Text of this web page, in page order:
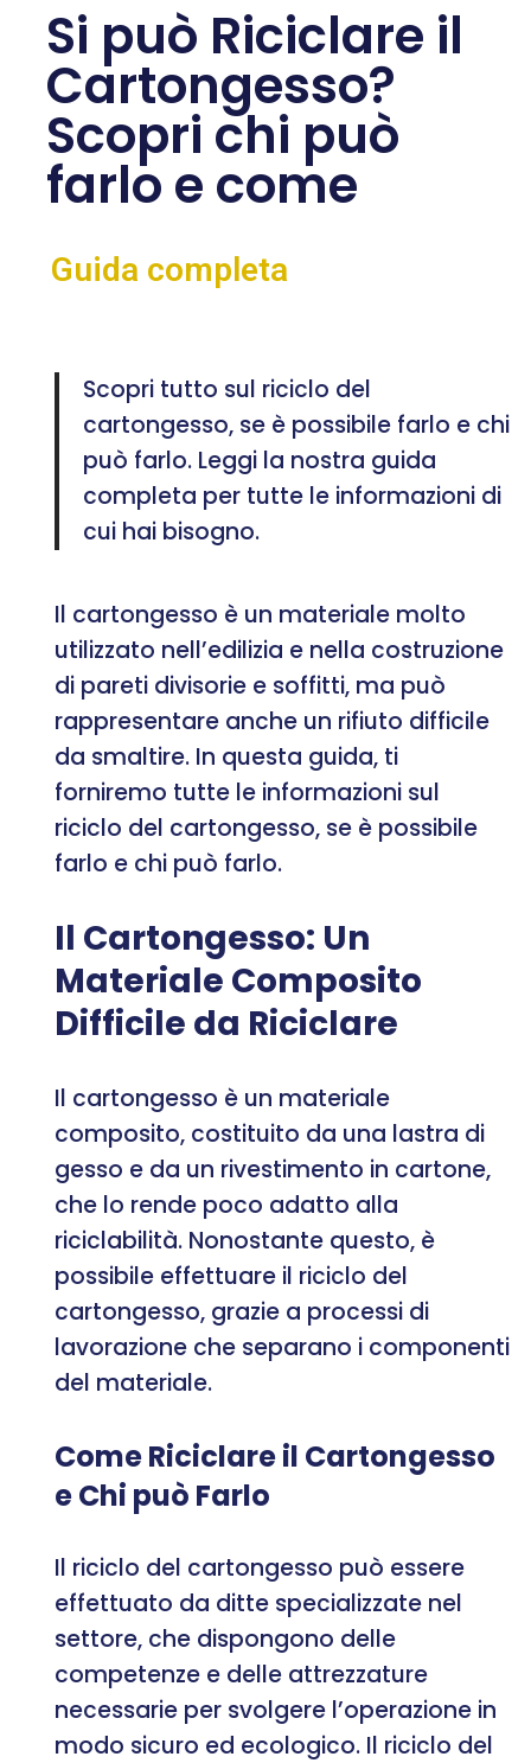
Si può Riciclare il
Cartongesso?
Scopri chi può
farlo e come
Guida completa
Scopri tutto sul riciclo del
cartongesso, se è possibile farlo e chi
può farlo. Leggi la nostra guida
completa per tutte le informazioni di
cui hai bisogno.
Il cartongesso è un materiale molto
utilizzato nell’edilizia e nella costruzione
di pareti divisorie e soffitti, ma può
rappresentare anche un rifiuto difficile
da smaltire. In questa guida, ti
forniremo tutte le informazioni sul
riciclo del cartongesso, se è possibile
farlo e chi può farlo.
Il Cartongesso: Un
Materiale Composito
Difficile da Riciclare
Il cartongesso è un materiale
composito, costituito da una lastra di
gesso e da un rivestimento in cartone,
che lo rende poco adatto alla
riciclabilità. Nonostante questo, è
possibile effettuare il riciclo del
cartongesso, grazie a processi di
lavorazione che separano i componenti
del materiale.
Come Riciclare il Cartongesso
e Chi può Farlo
Il riciclo del cartongesso può essere
effettuato da ditte specializzate nel
settore, che dispongono delle
competenze e delle attrezzature
necessarie per svolgere l’operazione in
modo sicuro ed ecologico. Il riciclo del